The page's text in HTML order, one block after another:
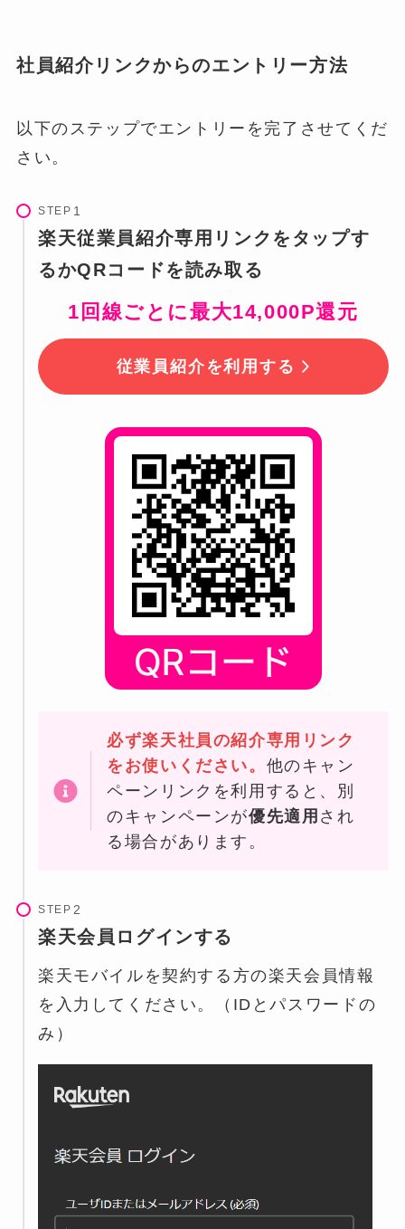
社員紹介リンクからのエントリー方法
以下のステップでエントリーを完了させてくだ
さい。
STEP
楽天従業員紹介専用リンクをタップす
るかQRコードを読み取る
1回線ごとに最大14,000P還元
従業員紹介を利用する
必ず楽天社員の紹介専用リンク
をお使いください。 他のキャン
ペーンリンクを利用すると、別
のキャンペーンが優先適用 され
る場合があります。
STEP
楽天会員ログインする
楽天モバイルを契約する方の楽天会員情報
を入力してください。（IDとパスワードの
み）